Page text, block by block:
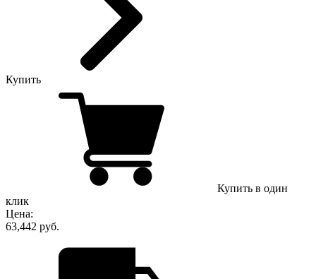
Купить
Купить в один
клик
Цена:
63,442 руб.